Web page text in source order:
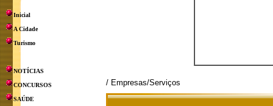
Inicial
A Cidade
Turismo
NOTÍCIAS
CONCURSOS
SAÚDE
/ Empresas/Serviços